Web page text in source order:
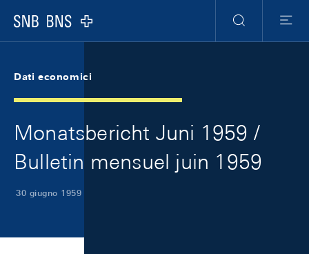
Logo
Ricerca
Menu
Dati economici
Monatsbericht Juni 1959 /
Bulletin mensuel juin 1959
30 giugno 1959